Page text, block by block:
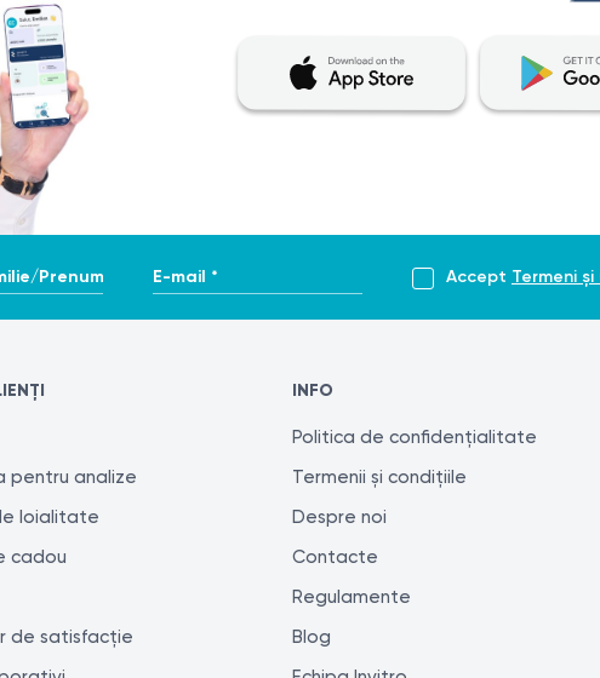
Prenume * E-mail * Accept Termeni
pentru analize
loialitate
cadou
de satisfacție
INFO
Politica de confidențialitate
Termenii și condițiile
Despre noi
Contacte
Regulamente
Blog